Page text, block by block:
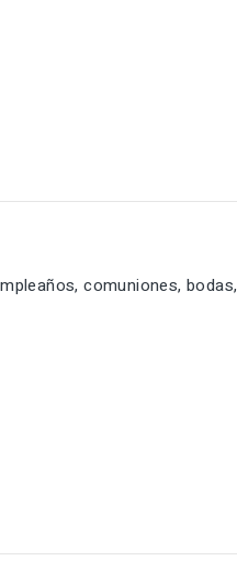
comuniones, bodas,